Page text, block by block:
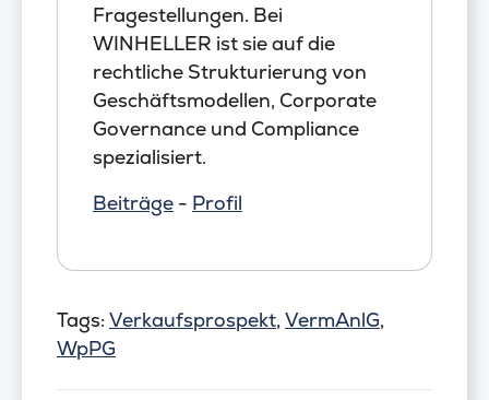
Fragestellungen. Bei
WINHELLER ist sie auf die
rechtliche Strukturierung von
Geschäftsmodellen, Corporate
Governance und Compliance
spezialisiert.
Beiträge - Profil
Tags: Verkaufsprospekt, VermAnlG,
WpPG